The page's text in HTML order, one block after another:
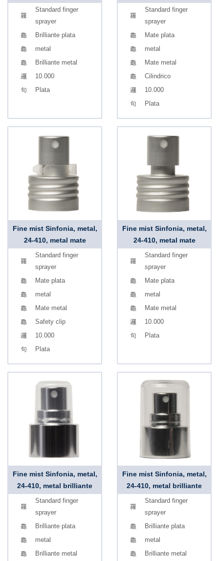
Standard finger
sprayer
Brilliante plata
metal
Brilliante metal
10.000
Plata
Standard finger
sprayer
Mate plata
metal
Mate metal
Cilindrico
10.000
Plata
Fine mist Sinfonia, metal,
24-410, metal mate
Standard finger
sprayer
Mate plata
metal
Mate metal
Safety clip
10.000
Plata
Fine mist Sinfonia, metal,
24-410, metal mate
Standard finger
sprayer
Mate plata
metal
Mate metal
10.000
Plata
Fine mist Sinfonia, metal,
24-410, metal brilliante
Standard finger
sprayer
Brilliante plata
metal
Brilliante metal
Fine mist Sinfonia, metal,
24-410, metal brilliante
Standard finger
sprayer
Brilliante plata
metal
Brilliante metal